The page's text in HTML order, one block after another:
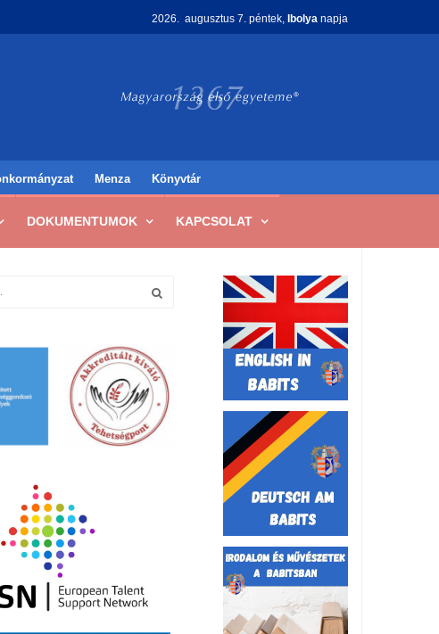
2026. augusztus 7. péntek, Ibolya napja
Menza Könyvtár
DOKUMENTUMOK KAPCSOLAT